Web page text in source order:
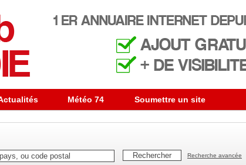
Météo 74 Soumettre un site
Recherche avancée